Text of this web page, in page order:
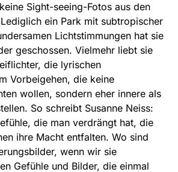
Sight-seeing-Fotos aus den
ein Park mit subtropischer
Lichtstimmungen hat sie
geschossen. Vielmehr liebt sie
die lyrischen
Vorbeigehen, die keine
wollen, sondern eher innere als
So schreibt Susanne Neiss:
die man verdrängt hat, die
ihre Macht entfalten. Wo sind
wenn wir sie
Gefühle und Bilder, die einmal